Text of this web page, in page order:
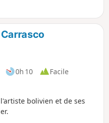
0h 10
Facile
bolivien et de ses